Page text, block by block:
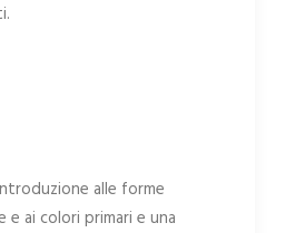
alle forme
e ai colori primari e una